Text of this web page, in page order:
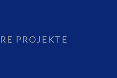
PROJEKTE